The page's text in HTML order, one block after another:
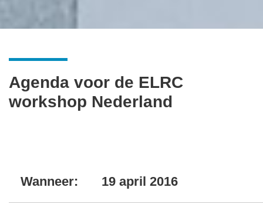
Agenda voor de ELRC
workshop Nederland
Wanneer: 19 april 2016